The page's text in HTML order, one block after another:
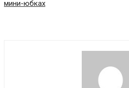
мини-юбках